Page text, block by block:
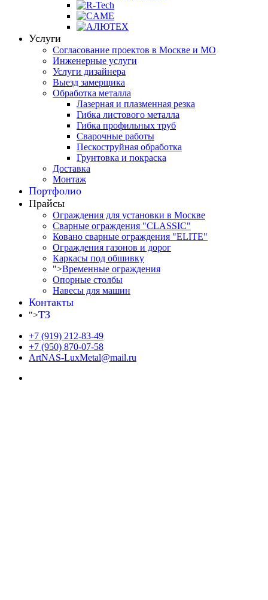
Услуги
Согласование проектов в Москве и МО
Инженерные услуги
Услуги дизайнера
Выезд замерщика
Обработка металла
Лазерная и плазменная резка
Гибка листового металла
Гибка профильных труб
Сварочные работы
Пескоструйная обработка
Грунтовка и покраска
Доставка
Монтаж
Портфолио
Прайсы
Ограждения для установки в Москве
Сварные ограждения "CLASSIC"
Ковано сварные ограждения "ELITE"
Ограждения газонов и дорог
Каркасы под обшивку
">Временные ограждения
Опорные столбы
Навесы для машин
Контакты
">ТЗ
+7 (919) 212-83-49
+7 (950) 870-07-58
ArtNAS-LuxMetal@mail.ru